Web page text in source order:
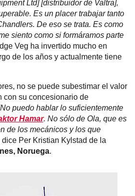
Ltd] [distribuidor de Valtra],
Es un placer trabajar tanto
De eso se trata. Es como
siento como si formáramos parte
Veg ha invertido mucho en
de los años y actualmente tiene
no se puede subestimar el valor
con su concesionario de
puedo hablar lo suficientemente
Hamar. No sólo de Ola, que es
de los mecánicos y los que
dice Per Kristian Kylstad de la
Noruega.